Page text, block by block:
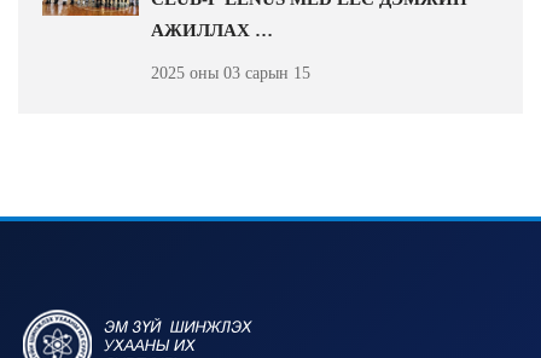
АЖИЛЛАХ …
2025 оны 03 сарын 15